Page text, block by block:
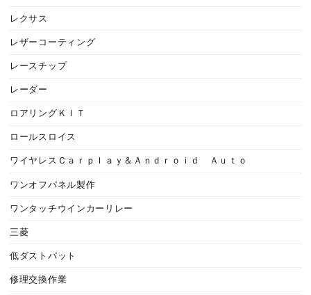
レクサス
レザーコーティング
レースチップ
レーダー
ロアリングＫＩＴ
ロールスロイス
ワイヤレスＣａｒｐｌａｙ＆Ａｎｄｒｏｉｄ Ａｕｔｏ
ワンオフパネル製作
ワンタッチウインカーリレー
三菱
低ダストパット
修理交換作業